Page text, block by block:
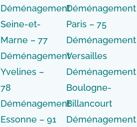
Déménagement
Seine-et-
Marne – 77
Déménagement
Yvelines –
78
Déménagement
Essonne – 91
Déménagement
Paris – 75
Déménagement
Versailles
Déménagement
Boulogne-
Billancourt
Déménagement